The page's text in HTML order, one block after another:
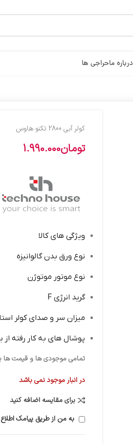
درباره ماحراجی ها
کولر آبي 2800 تکنو هاوس
تومان1.990.000
ویژگی های کالا
نوع ورق بدن گالوانیزه
نوع موتور موتوژن
گرید انرژی F
میزان سر و صدای کولر
پوشال‌ های به کار رفته
تمامی موجودی ها و قیمت ها
در انبار موجود نمی باشد
برای مقایسه اضافه کنید
به من از طریق پیامک